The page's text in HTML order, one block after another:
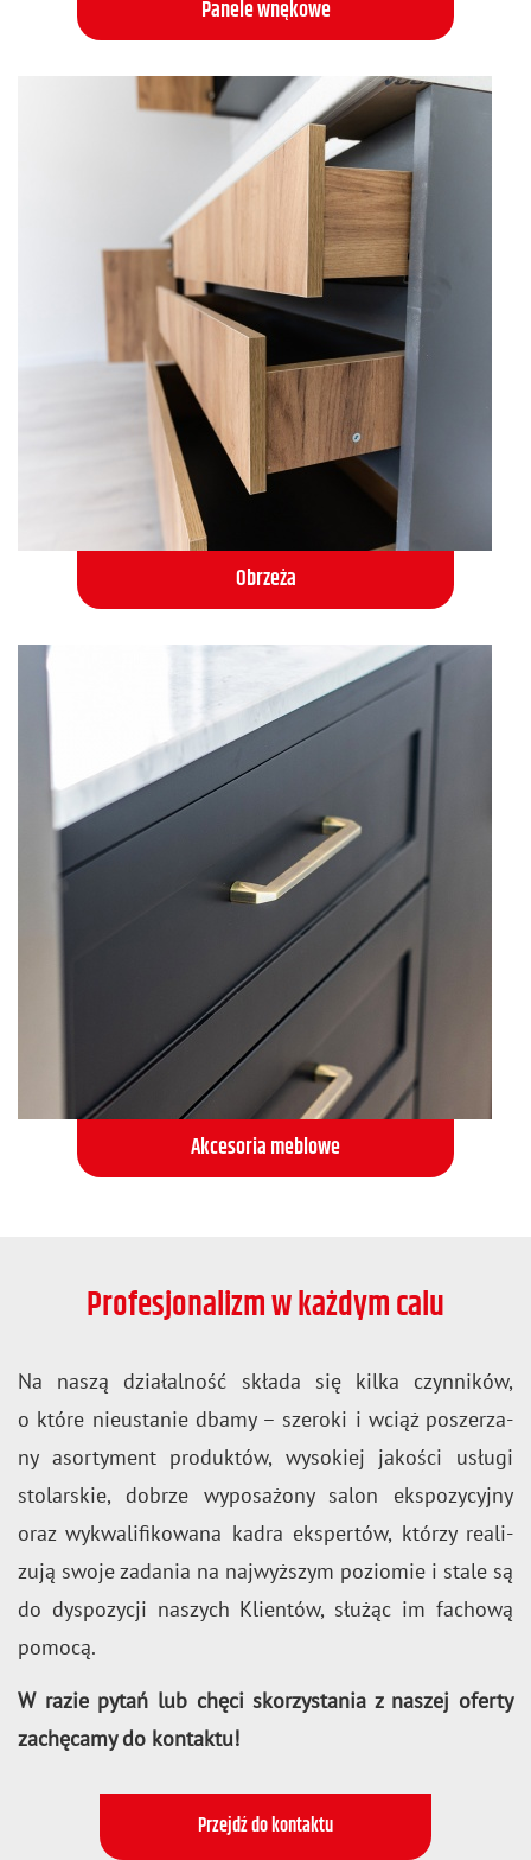
Panele wnękowe
Obrzeża
Akcesoria meblowe
Profesjonalizm w każdym calu
Na naszą dzia­łal­ność skła­da się kilka czyn­ni­ków,
o które nie­usta­nie dbamy – sze­ro­ki i wciąż po­sze­rza­
ny asor­ty­ment pro­duk­tów, wy­so­kiej ja­ko­ści usłu­gi
sto­lar­skie, do­brze wy­po­sa­żo­ny salon eks­po­zy­cyj­ny
oraz wy­kwa­li­fi­ko­wa­na kadra eks­per­tów, któ­rzy re­ali­
zu­ją swoje za­da­nia na naj­wyż­szym po­zio­mie i stale są
do dys­po­zy­cji na­szych Klien­tów, słu­żąc im fa­cho­wą
po­mo­cą.
W razie pytań lub chęci sko­rzy­sta­nia z na­szej ofer­ty
za­chę­ca­my do kon­tak­tu!
Przejdź do kontaktu